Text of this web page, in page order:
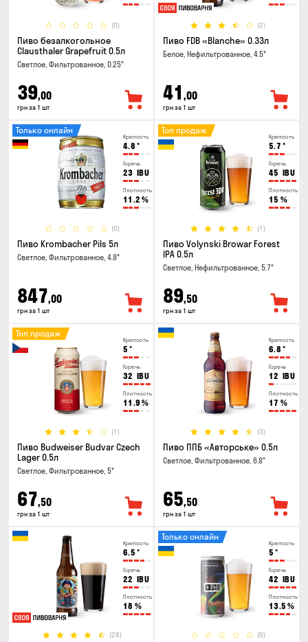
(0)
Пиво безалкогольное
Clausthaler Grapefruit 0.5л
Светлое, Фильтрованное, 0.25°
39,00
грн за 1 шт
(2)
Пиво FDB «Blanche» 0.33л
Белое, Нефильтрованное, 4.5°
41 ,00
грн за 1 шт
Крепость
4.8 °
Горечь
23 IBU
Плотность
11.2 %
(0)
Только онлайн
Пиво Krombacher Pils 5л
Светлое, Фильтрованное, 4.8°
847,00
грн за 1 шт
Крепость
5.7 °
Горечь
45 IBU
Плотность
15 %
(1)
Топ продаж
Пиво Volynski Browar Forest
IPA 0.5л
Светлое, Нефильтрованное, 5.7°
89,50
грн за 1 шт
Крепость
5 °
Горечь
32 IBU
Плотность
11.9 %
(1)
Топ продаж
Пиво Budweiser Budvar Czech
Lager 0.5л
Светлое, Фильтрованное, 5°
67,50
грн за 1 шт
Крепость
6.8 °
Горечь
12 IBU
Плотность
17 %
(3)
Пиво ППБ «Авторське» 0.5л
Светлое, Фильтрованное, 6.8°
65,50
грн за 1 шт
Крепость
6.5 °
Горечь
22 IBU
Плотность
18 %
(26)
Крепость
5 °
Горечь
42 IBU
Плотность
13.5 %
(0)
Только онлайн